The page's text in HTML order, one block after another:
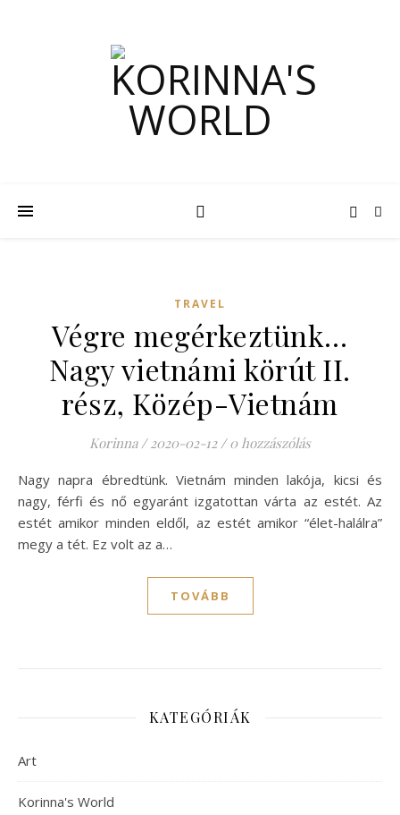
TRAVEL
Végre megérkeztünk…
Nagy vietnámi körút II.
rész, Közép-Vietnám
Korinna / 2020-02-12 / 0 hozzászólás
Nagy napra ébredtünk. Vietnám minden lakója, kicsi és
nagy, férfi és nő egyaránt izgatottan várta az estét. Az
estét amikor minden eldől, az estét amikor “élet-halálra”
megy a tét. Ez volt az a…
TOVÁBB
KATEGÓRIÁK
Art
Korinna's World